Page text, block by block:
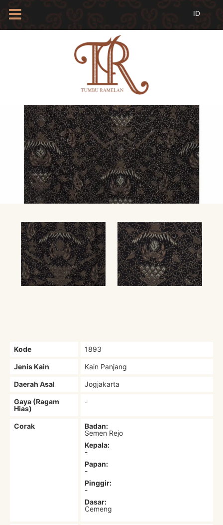
PROFIL
INSAN
BATIK
KAMUS
BATIK
KATALOG
BATIK
TANYA
JAWAB
LINKS
Kode 1893
Jenis Kain Kain Panjang
Daerah Asal Jogjakarta
Gaya (Ragam
Hias)
-
Corak
Badan:
Semen Rejo
Kepala:
-
Papan:
-
Pinggir:
-
Dasar:
Cemeng